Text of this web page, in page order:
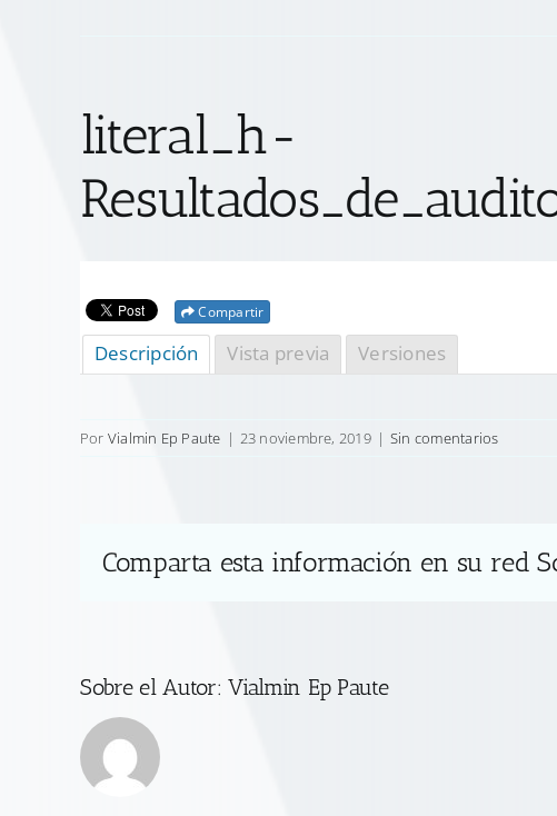
literal_h-
Compartir
Descripción Vista previa Versiones
Por Vialmin Ep Paute | 23 noviembre, 2019 | Sin comentarios
Comparta esta información en su red
Sobre el Autor:Vialmin Ep Paute